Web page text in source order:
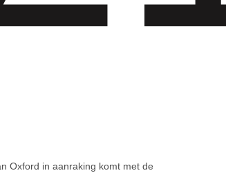
Oxford in aanraking komt met de